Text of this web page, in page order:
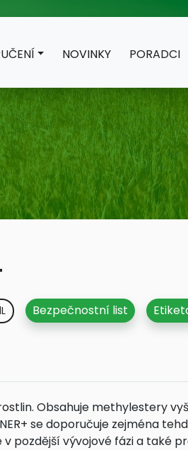
NOVINKY PORADCI
Bezpečnostní list
Obsahuje methylestery
se doporučuje zejména
pozdější vývojové fázi a také